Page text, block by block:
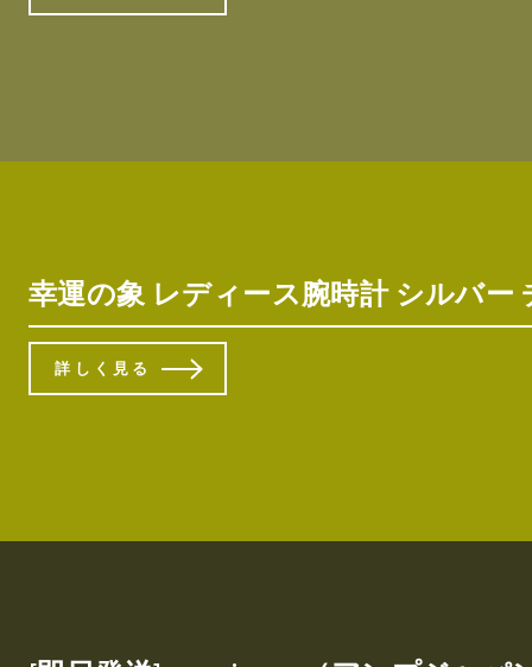
幸運の象 レディース腕時計 シルバー
詳しく見る